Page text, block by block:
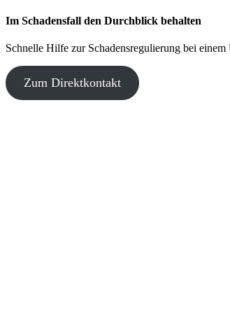
Im Schadensfall den Durchblick behalten
Schnelle Hilfe zur Schadensregulierung bei
Zum Direktkontakt